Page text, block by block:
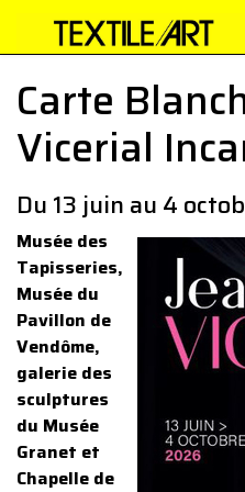
Carte
Vicerial
Du 13 juin au 4
Musée des
Tapisseries,
Musée du
Pavillon de
Vendôme,
galerie des
sculptures
du Musée
Granet et
Chapelle de